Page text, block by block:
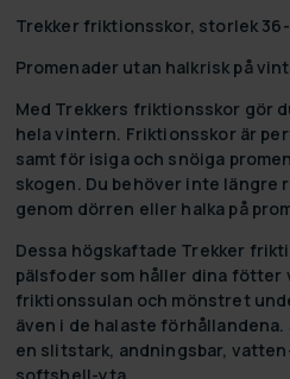
Trekker friktionsskor, storlek
Promenader utan halkrisk på
Med Trekkers friktionsskor gör
hela vintern. Friktionsskor är
samt för isiga och snöiga
skogen. Du behöver inte längre
genom dörren eller halka på
Dessa högskaftade Trekker
pälsfoder som håller dina fötter
friktionssulan och mönstret
även i de halaste
en slitstark, andningsbar,